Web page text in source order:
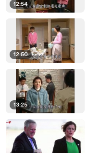
12:54
12:50
13:25